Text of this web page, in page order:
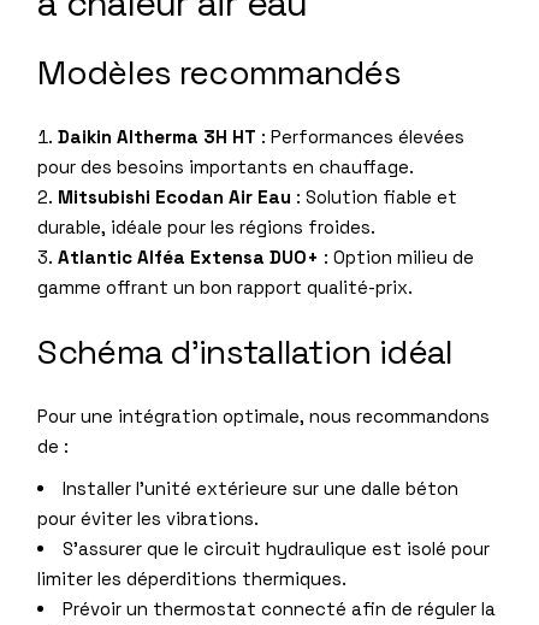
Modèles recommandés
Daikin Altherma 3H HT : Performances élevées
pour des besoins importants en chauffage.
Mitsubishi Ecodan Air Eau : Solution fiable et
durable, idéale pour les régions froides.
Atlantic Alféa Extensa DUO+ : Option milieu de
gamme offrant un bon rapport qualité-prix.
Schéma d’installation idéal
Pour une intégration optimale, nous recommandons
de :
Installer l’unité extérieure sur une dalle béton
pour éviter les vibrations.
S’assurer que le circuit hydraulique est isolé pour
limiter les déperditions thermiques.
Prévoir un thermostat connecté afin de réguler la